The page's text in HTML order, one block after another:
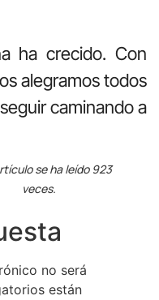
ha crecido. Con
alegramos todos
caminando a
se ha leído 923
veces.
no será
están